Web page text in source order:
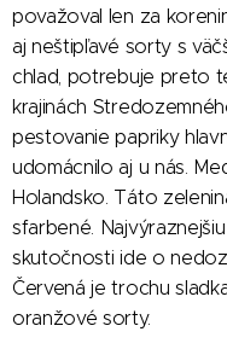
považoval len za
aj neštipľavé sorty s
chlad, potrebuje preto
krajinách
pestovanie papriky
udomácnilo aj u nás.
Holandsko. Táto
sfarbené.
skutočnosti ide o
Červená je trochu
oranžové sorty.